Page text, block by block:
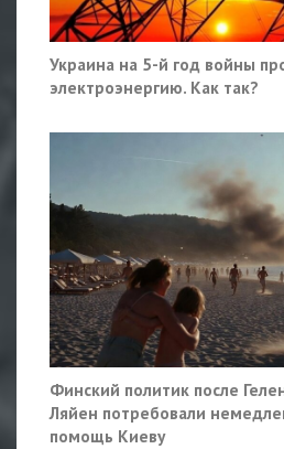
Украина на 5-й год войны
электроэнергию. Как так?
Финский политик после
Ляйен потребовали
помощь Киеву